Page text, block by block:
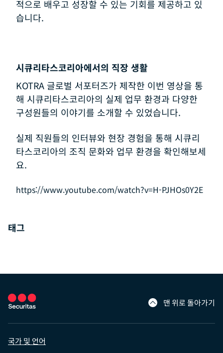
적으로 배우고 성장할 수 있는 기회를 제공하고 있
습니다.
시큐리타스코리아에서의 직장 생활
KOTRA 글로벌 서포터즈가 제작한 이번 영상을 통
해 시큐리타스코리아의 실제 업무 환경과 다양한
구성원들의 이야기를 소개할 수 있었습니다.
실제 직원들의 인터뷰와 현장 경험을 통해 시큐리
타스코리아의 조직 문화와 업무 환경을 확인해보세
요.
https://www.youtube.com/watch?v=H-PJHOs0Y2E
태그
맨 위로 돌아가기
국가 및 언어